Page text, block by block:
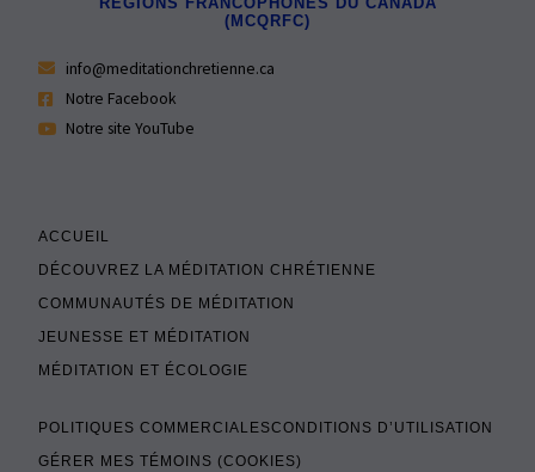
(MCQRFC)
info@meditationchretienne.ca
Notre Facebook
Notre site YouTube
ACCUEIL
DÉCOUVREZ LA MÉDITATION CHRÉTIENNE
COMMUNAUTÉS DE MÉDITATION
JEUNESSE ET MÉDITATION
MÉDITATION ET ÉCOLOGIE
POLITIQUES COMMERCIALESCONDITIONS D’UTILISATION
GÉRER MES TÉMOINS (COOKIES)